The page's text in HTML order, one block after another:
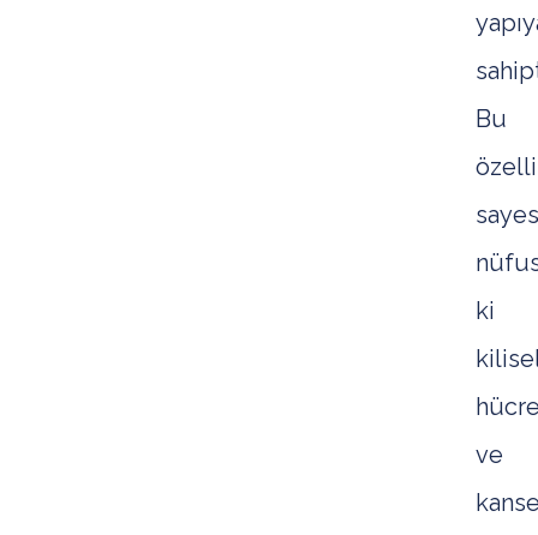
Bu
ki
ve